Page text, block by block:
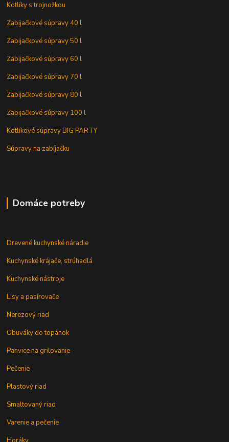
Kotlíky s trojnožkou
Zabijačkové súpravy 40 l
Zabijačkové súpravy 50 l
Zabijačkové súpravy 60 l
Zabijačkové súpravy 70 l
Zabijačkové súpravy 80 l
Zabijačkové súpravy 100 l
Kotlíkové súpravy BIG PARTY
Súpravy na zabíjačku
Domáce potreby
Drevené kuchynské náradie
Kuchynské krájače, strúhadlá
Kuchynské nástroje
Lisy a pasírovače
Nerezový riad
Obuváky do topánok
Panvice na grilovanie
Pečenie
Plastový riad
Smaltovaný riad
Varenie a pečenie